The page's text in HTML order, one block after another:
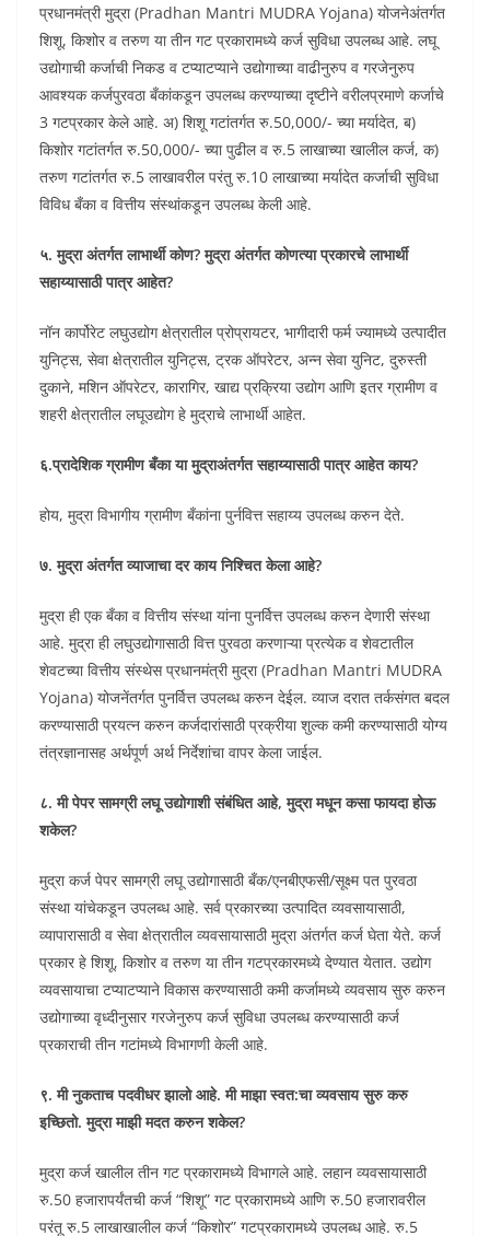
प्रधानमंत्री मुद्रा (Pradhan Mantri MUDRA Yojana) योजनेअंतर्गत
शिशू, किशोर व तरुण या तीन गट प्रकारामध्ये कर्ज सुविधा उपलब्ध आहे. लघू
उद्योगाची कर्जाची निकड व‍ टप्याटप्याने उद्योगाच्या वाढीनुरुप व गरजेनुरुप
आवश्यक कर्जपुरवठा बँकांकडून उपलब्ध करण्याच्या दृष्टीने वरीलप्रमाणे कर्जाचे
3 गटप्रकार केले आहे. अ) शिशू गटांतर्गत रु.50,000/- च्या मर्यादेत, ब)
किशोर गटांतर्गत रु.50,000/- च्या पुढील व रु.5 लाखाच्या खालील कर्ज, क)
तरुण गटांतर्गत रु.5 लाखावरील परंतु रु.10 लाखाच्या मर्यादेत कर्जाची सुविधा
विविध बँका व वित्तीय संस्थांकडून उपलब्ध केली आहे.
५. मुद्रा अंतर्गत लाभार्थी कोण? मुद्रा अंतर्गत कोणत्या प्रकारचे लाभार्थी
सहाय्यासाठी पात्र आहेत?
नॉन कार्पोरेट लघुउद्योग क्षेत्रातील प्रोप्रायटर, भागीदारी फर्म ज्यामध्ये उत्पादीत
युनिट्स, सेवा क्षेत्रातील युनिट्स, ट्रक ऑपरेटर, अन्न सेवा युनिट, दुरुस्ती
दुकाने, मशिन ऑपरेटर, कारागिर, खाद्य प्रक्रिया उद्योग आणि इतर ग्रामीण व
शहरी क्षेत्रातील लघूउद्योग हे मुद्राचे लाभार्थी आहेत.
६.प्रादेशिक ग्रामीण बँका या मुद्राअंतर्गत सहाय्यासाठी पात्र आहेत काय?
होय, मुद्रा विभागीय ग्रामीण बँकांना पुर्नवित्त सहाय्य उपलब्ध करुन देते.
७. मुद्रा अंतर्गत व्याजाचा दर काय निश्चित केला आहे?
मुद्रा ही एक बँका व वित्तीय संस्था यांना पुनर्वित्त उपलब्ध करुन देणारी संस्था
आहे. मुद्रा ही लघुउद्योगासाठी वित्त पुरवठा करणाऱ्या प्रत्येक व शेवटातील
शेवटच्या वित्तीय संस्थेस प्रधानमंत्री मुद्रा (Pradhan Mantri MUDRA
Yojana) योजनेंतर्गत पुनर्वित्त उपलब्ध करुन देईल. व्याज दरात तर्कसंगत बदल
करण्यासाठी प्रयत्न करुन कर्जदारांसाठी प्रक्रीया शुल्क कमी करण्यासाठी योग्य
तंत्रज्ञानासह अर्थपूर्ण अर्थ निर्देशांचा वापर केला जाईल.
८. मी पेपर सामग्री लघू उद्योगाशी संबंधित आहे, मुद्रा मधून कसा फायदा होऊ
शकेल?
मुद्रा कर्ज पेपर सामग्री लघू उद्योगासाठी बँक/एनबीएफसी/सूक्ष्म पत पुरवठा
संस्था यांचेकडून उपलब्ध आहे. सर्व प्रकारच्या उत्पादित व्यवसायासाठी,
व्यापारासाठी व सेवा क्षेत्रातील व्यवसायासाठी मुद्रा अंतर्गत कर्ज घेता येते. कर्ज
प्रकार हे शिशू, किशोर व तरुण या तीन गटप्रकारमध्ये देण्यात येतात. उद्योग
व्यवसायाचा टप्याटप्याने विकास करण्यासाठी कमी कर्जामध्ये व्यवसाय सुरु करुन
उद्योगाच्या वृध्दीनुसार गरजेनुरुप कर्ज सुविधा उपलब्ध करण्यासाठी कर्ज
प्रकाराची तीन गटांमध्ये विभागणी केली आहे.
९. मी नुकताच पदवीधर झालो आहे. मी माझा स्वत:चा व्यवसाय सुरु करु
इच्छितो. मुद्रा माझी मदत करुन शकेल?
मुद्रा कर्ज खालील तीन गट प्रकारामध्ये विभागले आहे. लहान व्यवसायासाठी
रु.50 हजारापर्यंतची कर्ज “शिशू” गट प्रकारामध्ये आणि रु.50 हजारावरील
परंतू रु.5 लाखाखालील कर्ज‍ “किशोर” गटप्रकारामध्ये उपलब्ध आहे. रु.5